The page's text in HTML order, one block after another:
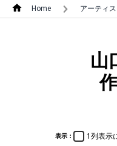
Home アーティ
山
表示： 1列表示